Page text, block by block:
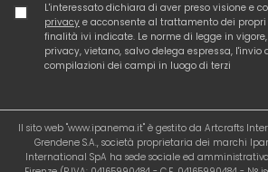
L'interessato dichiara di aver preso visione e
privacy e acconsente al trattamento dei
finalità ivi indicate. Le norme di legge in
privacy, vietano, salvo delega espressa, l'invio
compilazioni dei campi in luogo di terzi
Il sito web "www.ipanema.it" è gestito da Artcrafts
Grendene S.A., società proprietaria dei marchi
International SpA ha sede sociale ed